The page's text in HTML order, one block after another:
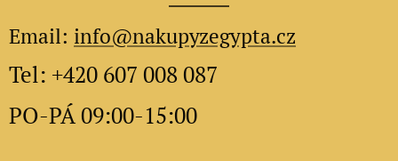
Email: info@nakupyzegypta.cz
Tel: +420 607 008 087
PO-PÁ 09:00-15:00